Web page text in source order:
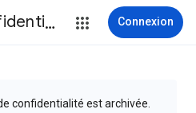
Règles de confidentialité et conditions d’utilisation Connexion
confidentialité est archivée.